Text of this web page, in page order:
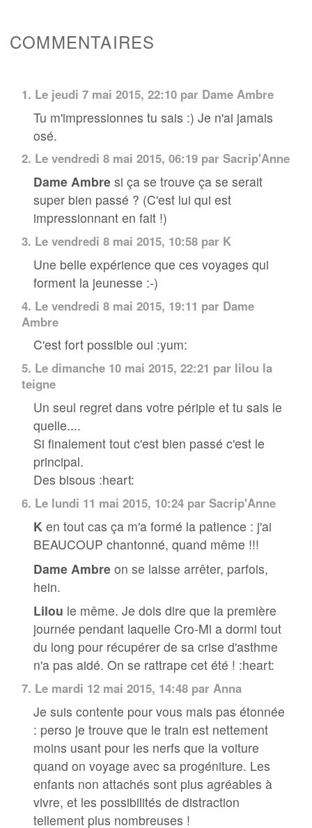
COMMENTAIRES
1. Le jeudi 7 mai 2015, 22:10 par Dame Ambre
Tu m'impressionnes tu sais :) Je n'ai jamais
osé.
2. Le vendredi 8 mai 2015, 06:19 par Sacrip'Anne
Dame Ambre si ça se trouve ça se serait
super bien passé ? (C'est lui qui est
impressionnant en fait !)
3. Le vendredi 8 mai 2015, 10:58 par K
Une belle expérience que ces voyages qui
forment la jeunesse :-)
4. Le vendredi 8 mai 2015, 19:11 par Dame
Ambre
C'est fort possible oui :yum:
5. Le dimanche 10 mai 2015, 22:21 par lilou la
teigne
Un seul regret dans votre périple et tu sais le
quelle....
Si finalement tout c'est bien passé c'est le
principal.
Des bisous :heart:
6. Le lundi 11 mai 2015, 10:24 par Sacrip'Anne
K en tout cas ça m'a formé la patience : j'ai
BEAUCOUP chantonné, quand même !!!
Dame Ambre on se laisse arrêter, parfois,
hein.
Lilou le même. Je dois dire que la première
journée pendant laquelle Cro-Mi a dormi tout
du long pour récupérer de sa crise d'asthme
n'a pas aidé. On se rattrape cet été ! :heart:
7. Le mardi 12 mai 2015, 14:48 par Anna
Je suis contente pour vous mais pas étonnée
: perso je trouve que le train est nettement
moins usant pour les nerfs que la voiture
quand on voyage avec sa progéniture. Les
enfants non attachés sont plus agréables à
vivre, et les possibilités de distraction
tellement plus nombreuses !